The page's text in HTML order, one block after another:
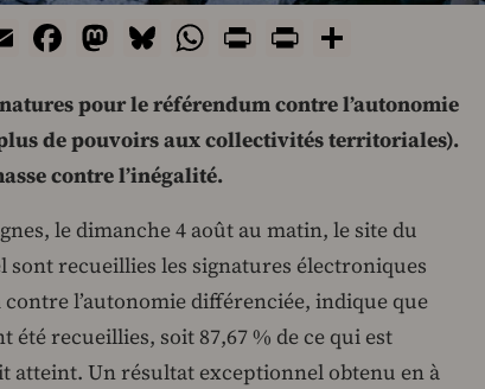
EmailFacebook
Mastodon
Bluesky
WhatsApp
PrintPrintFriendly
pour le référendum contre l’autonomie
de pouvoirs aux collectivités territoriales).
contre l’inégalité.
le dimanche 4 août au matin, le site du
sont recueillies les signatures électroniques
l’autonomie différenciée, indique que
été recueillies, soit 87,67 % de ce qui est
atteint. Un résultat exceptionnel obtenu en à